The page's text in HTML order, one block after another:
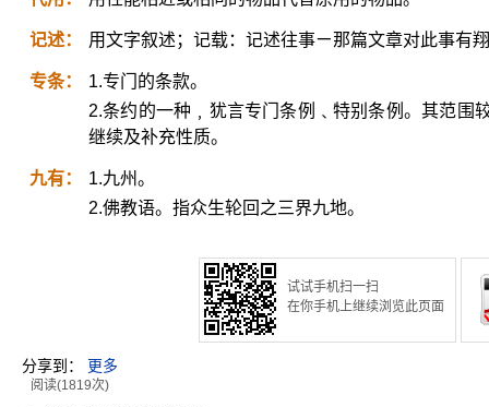
记述： 用文字叙述；记载：记述往事ㄧ那篇文章对此事有
专条：
1.专门的条款。
2.条约的一种﹐犹言专门条例﹑特别条例。其范围
继续及补充性质。
九有：
1.九州。
2.佛教语。指众生轮回之三界九地。
试试手机扫一扫
在你手机上继续浏览此页面
分享到： 更多
阅读(1819次)